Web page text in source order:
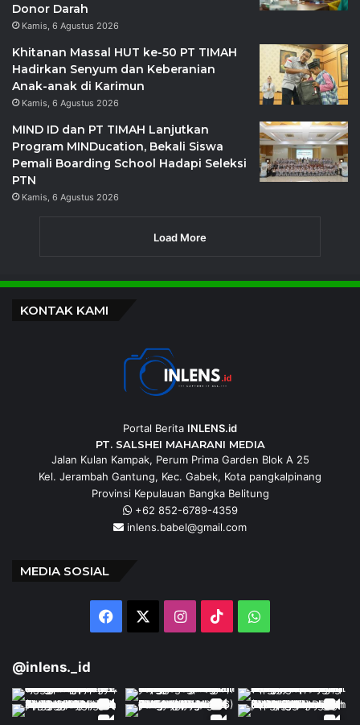
Donor Darah
Kamis, 6 Agustus 2026
Khitanan Massal HUT ke-50 PT TIMAH
Hadirkan Senyum dan Keberanian
Anak-anak di Karimun
Kamis, 6 Agustus 2026
MIND ID dan PT TIMAH Lanjutkan
Program MINDucation, Bekali Siswa
Pemali Boarding School Hadapi Seleksi
PTN
Kamis, 6 Agustus 2026
Load More
KONTAK KAMI
Portal Berita INLENS.id
PT. SALSHEI MAHARANI MEDIA
Jalan Kulan Kampak, Perum Prima Garden Blok A 25
Kel. Jerambah Gantung, Kec. Gabek, Kota pangkalpinang
Provinsi Kepulauan Bangka Belitung
+62 852-6789-4359
inlens.babel@gmail.com
MEDIA SOSIAL
Facebook Instagram
TikTokWhatsApp
@inlens._id